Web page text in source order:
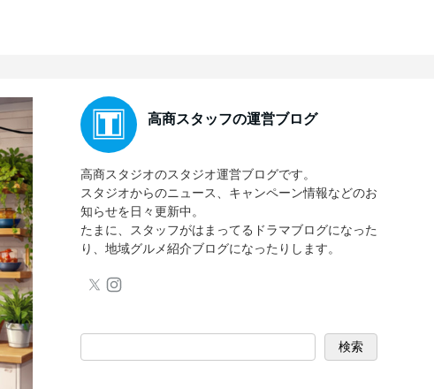
高商スタッフの運営ブログ
高商スタジオのスタジオ運営ブログです。
スタジオからのニュース、キャンペーン情報などのお
知らせを日々更新中。
たまに、スタッフがはまってるドラマブログになった
り、地域グルメ紹介ブログになったりします。
検索